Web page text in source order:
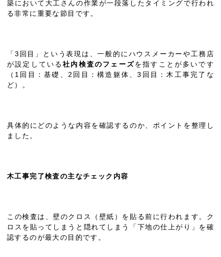
築において大工さんの作業が一段落したタイミングで行われ
る非常に重要な節目です。
「3回目」という表現は、一般的にハウスメーカーや工務店
が設定している社内検査のフェーズを指すことが多いです
（1回目：基礎、2回目：構造躯体、3回目：木工事完了な
ど）。
具体的にどのような内容を確認するのか、ポイントを整理し
ました。
木工事完了検査の主なチェック内容
この検査は、壁のクロス（壁紙）を貼る前に行われます。ク
ロスを貼ってしまうと隠れてしまう「下地の仕上がり」を確
認するのが最大の目的です。